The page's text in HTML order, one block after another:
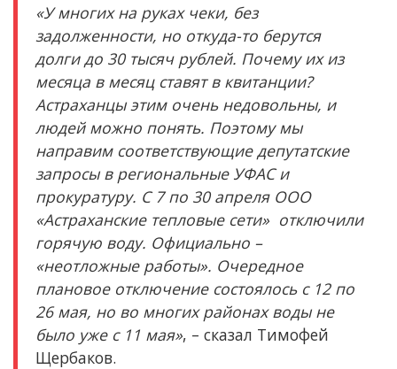
«У многих на руках чеки, без
задолженности, но откуда-то берутся
долги до 30 тысяч рублей. Почему их из
месяца в месяц ставят в квитанции?
Астраханцы этим очень недовольны, и
людей можно понять. Поэтому мы
направим соответствующие депутатские
запросы в региональные УФАС и
прокуратуру. С 7 по 30 апреля ООО
«Астраханские тепловые сети» отключили
горячую воду. Официально –
«неотложные работы». Очередное
плановое отключение состоялось с 12 по
26 мая, но во многих районах воды не
было уже с 11 мая», – сказал Тимофей
Щербаков.